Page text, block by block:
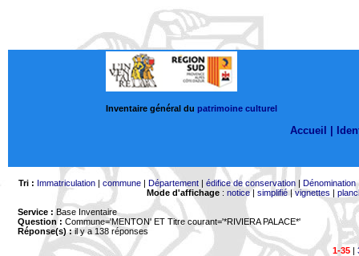
Inventaire général du patrimoine culturel
Accueil |
Tri : Immatriculation| commune| Département| édifice de conservation| Dénomination
Mode d'affichage: notice| simplifié|vignettes |
Service : Base Inventaire
Question : Commune='MENTON' ET Titre courant='*RIVIERA PALACE*'
Réponse(s) :il y a 138 réponses
1-35|